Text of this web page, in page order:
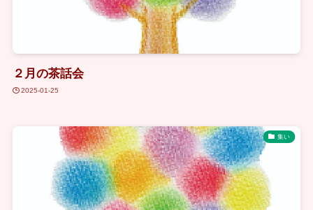
２月の茶話会
2025-01-25
集い